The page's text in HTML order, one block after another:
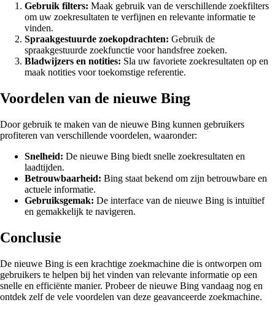
Gebruik filters: Maak gebruik van de verschillende zoekfilters
om uw zoekresultaten te verfijnen en relevante informatie te
vinden.
Spraakgestuurde zoekopdrachten: Gebruik de
spraakgestuurde zoekfunctie voor handsfree zoeken.
Bladwijzers en notities: Sla uw favoriete zoekresultaten op en
maak notities voor toekomstige referentie.
Voordelen van de nieuwe Bing
Door gebruik te maken van de nieuwe Bing kunnen gebruikers
profiteren van verschillende voordelen, waaronder:
Snelheid: De nieuwe Bing biedt snelle zoekresultaten en
laadtijden.
Betrouwbaarheid: Bing staat bekend om zijn betrouwbare en
actuele informatie.
Gebruiksgemak: De interface van de nieuwe Bing is intuïtief
en gemakkelijk te navigeren.
Conclusie
De nieuwe Bing is een krachtige zoekmachine die is ontworpen om
gebruikers te helpen bij het vinden van relevante informatie op een
snelle en efficiënte manier. Probeer de nieuwe Bing vandaag nog en
ontdek zelf de vele voordelen van deze geavanceerde zoekmachine.